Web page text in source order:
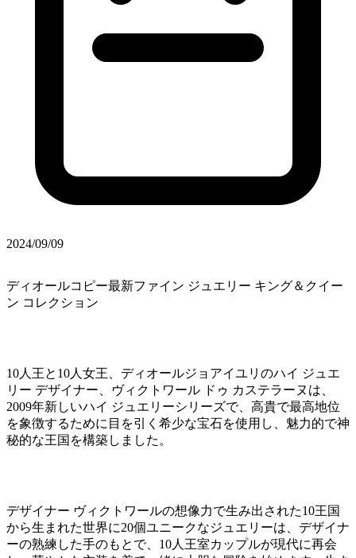
2024/09/09
ディオールコピー最新ファイン ジュエリー キング＆クイー
ン コレクション
10人王と10人女王、ディオールジョアイユリのハイ ジュエ
リー デザイナー、ヴィクトワール ドゥ カステラーヌは、
2009年新しいハイ ジュエリーシリーズで、高貴で最高地位
を象徴するために目を引く希少な宝石を使用し、魅力的で神
秘的な王国を構築しました。
デザイナー ヴィクトワールの想像力で生み出された10王国
から生まれた世界に20個ユニークなジュエリーは、デザイナ
ーの熟練した手のもとで、10人王室カップルが現代に再会